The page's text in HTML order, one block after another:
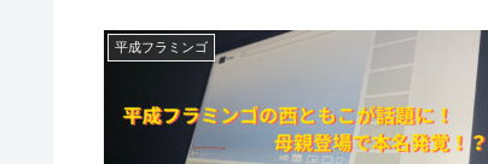
平成フラミンゴ